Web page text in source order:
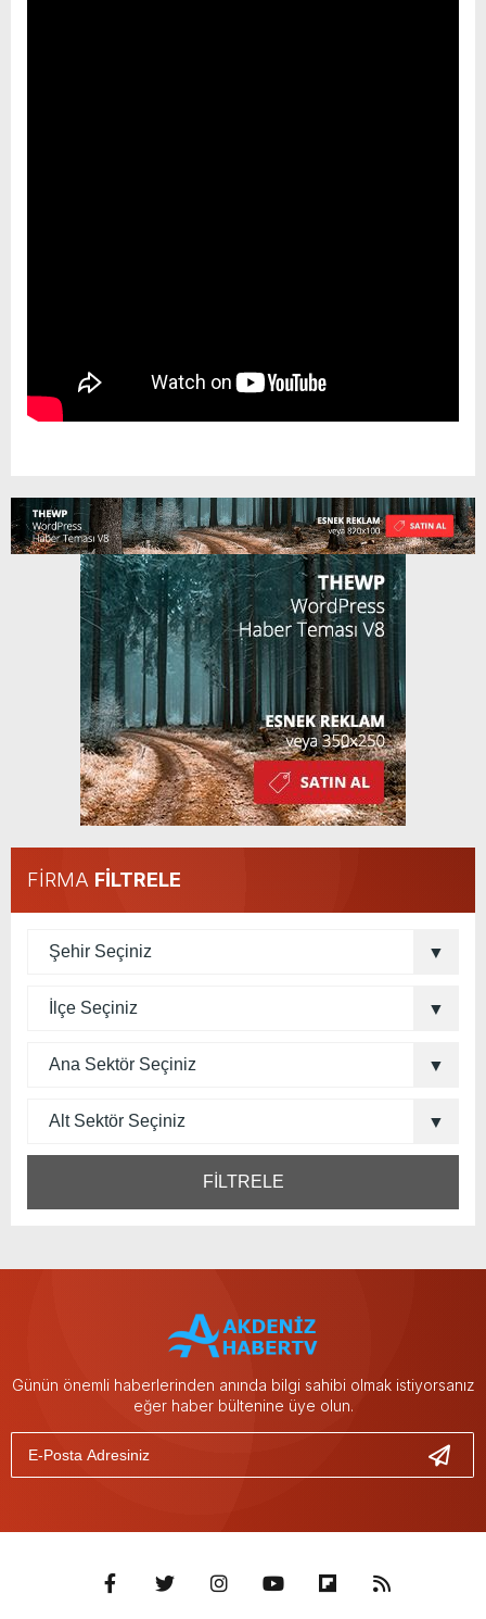
FİRMA FİLTRELE
FİLTRELE
Günün önemli haberlerinden anında bilgi sahibi olmak istiyorsanız
eğer haber bültenine üye olun.